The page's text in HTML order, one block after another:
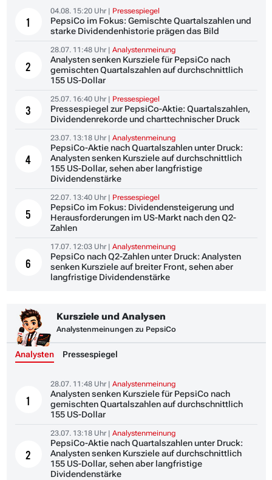
1
04.08. 15:20 Uhr | Pressespiegel
PepsiCo im Fokus: Gemischte Quartalszahlen und
starke Dividendenhistorie prägen das Bild
2
28.07. 11:48 Uhr |Analystenmeinung
Analysten senken Kursziele für PepsiCo nach
gemischten Quartalszahlen auf durchschnittlich
155 US-Dollar
3
25.07. 16:40 Uhr | Pressespiegel
Pressespiegel zur PepsiCo-Aktie: Quartalszahlen,
Dividendenrekorde und charttechnischer Druck
4
23.07. 13:18 Uhr |Analystenmeinung
PepsiCo-Aktie nach Quartalszahlen unter Druck:
Analysten senken Kursziele auf durchschnittlich
155 US-Dollar, sehen aber langfristige
Dividendenstärke
5
22.07. 13:40 Uhr | Pressespiegel
PepsiCo im Fokus: Dividendensteigerung und
Herausforderungen im US-Markt nach den Q2-
Zahlen
6
17.07. 12:03 Uhr |Analystenmeinung
PepsiCo nach Q2-Zahlen unter Druck: Analysten
senken Kursziele auf breiter Front, sehen aber
langfristige Dividendenstärke
Kursziele und Analysen
Analystenmeinungen zu PepsiCo
Analysten Pressespiegel
1
28.07. 11:48 Uhr |Analystenmeinung
Analysten senken Kursziele für PepsiCo nach
gemischten Quartalszahlen auf durchschnittlich
155 US-Dollar
2
23.07. 13:18 Uhr |Analystenmeinung
PepsiCo-Aktie nach Quartalszahlen unter Druck:
Analysten senken Kursziele auf durchschnittlich
155 US-Dollar, sehen aber langfristige
Dividendenstärke